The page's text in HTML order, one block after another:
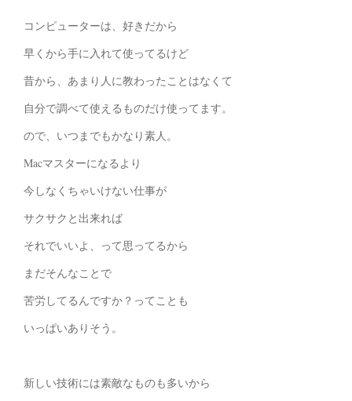
コンピューターは、好きだから
早くから手に入れて使ってるけど
昔から、あまり人に教わったことはなくて
自分で調べて使えるものだけ使ってます。
ので、いつまでもかなり素人。
Macマスターになるより
今しなくちゃいけない仕事が
サクサクと出来れば
それでいいよ、って思ってるから
まだそんなことで
苦労してるんですか？ってことも
いっぱいありそう。
新しい技術には素敵なものも多いから